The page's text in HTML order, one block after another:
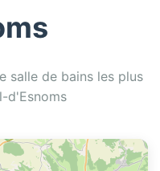
salle de bains les plus
d'Esnoms